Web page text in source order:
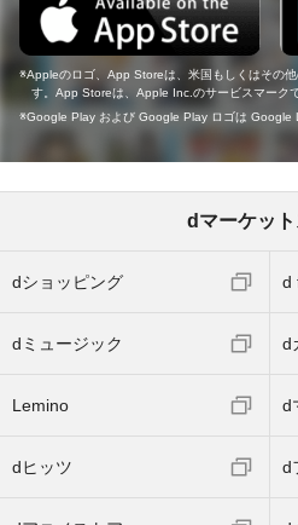
Appleのロゴ、App Storeは、米国もしくはその
す。App Storeは、Apple Inc.のサービスマークで
Google Play および Google Play ロゴは Google
dマーケッ
dショッピング d
dミュージック d
Lemino d
dヒッツ d